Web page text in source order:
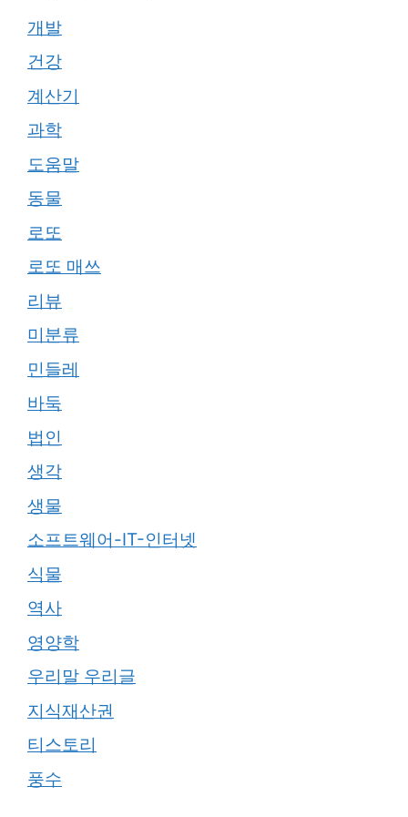
개발
건강
계산기
과학
도움말
동물
로또
로또 매쓰
리뷰
미분류
민들레
바둑
법인
생각
생물
소프트웨어-IT-인터넷
식물
역사
영양학
우리말 우리글
지식재산권
티스토리
풍수